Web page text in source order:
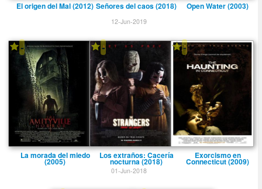
El origen del Mal (2012) Señores del caos (2018)
12-Jun-2019
Open Water (2003)
-
La morada del miedo
(2005)
-
Los extraños: Cacerí­a
nocturna (2018)
01-Jun-2018
-
Exorcismo en
Connecticut (2009)